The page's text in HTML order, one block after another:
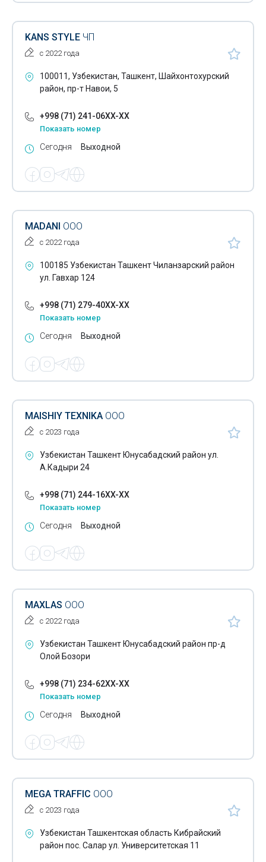
KANS STYLE ЧП
с 2022 года
100011, Узбекистан, Ташкент, Шайхонтохурский
район, пр-т Навои, 5
+998 (71) 241-06XX-XX
Показать номер
Сегодня Выходной
MADANI ООО
с 2022 года
100185 Узбекистан Ташкент Чиланзарский район
ул. Гавхар 124
+998 (71) 279-40XX-XX
Показать номер
Сегодня Выходной
MAISHIY TEXNIKA ООО
с 2023 года
Узбекистан Ташкент Юнусабадский район ул.
А.Кадыри 24
+998 (71) 244-16XX-XX
Показать номер
Сегодня Выходной
MAXLAS ООО
с 2022 года
Узбекистан Ташкент Юнусабадский район пр-д
Олой Бозори
+998 (71) 234-62XX-XX
Показать номер
Сегодня Выходной
MEGA TRAFFIC ООО
с 2023 года
Узбекистан Ташкентская область Кибрайский
район пос. Салар ул. Университетская 11